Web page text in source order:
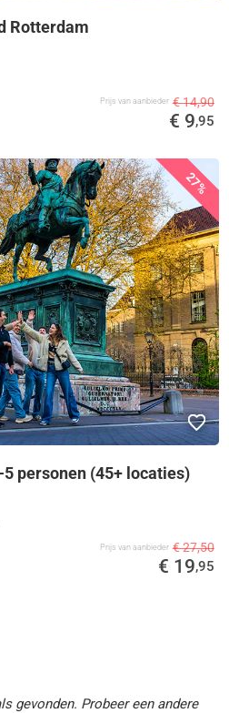
Rotterdam
Prijs van aanbieder € 14,90
€ 9,95
27%
personen (45+ locaties)
Prijs van aanbieder € 27,50
€ 19,95
gevonden. Probeer een andere